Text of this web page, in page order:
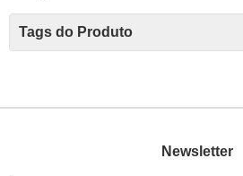
Tags do Produto
Newsletter